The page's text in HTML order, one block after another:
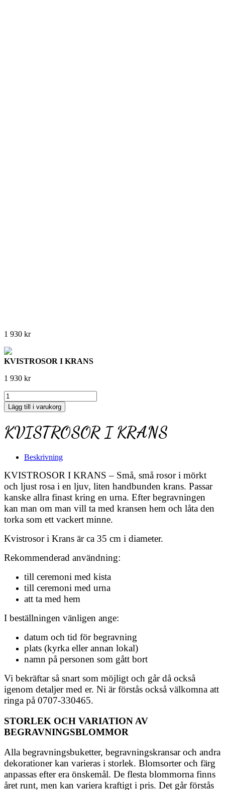
1 930 kr
KVISTROSOR I KRANS
1 930 kr
KVISTROSOR
I
KRANS
Lägg till i varukorg
KVISTROSOR I KRANS
Beskrivning
KVISTROSOR I KRANS – Små, små rosor i mörkt
och ljust rosa i en ljuv, liten handbunden krans. Passar
kanske allra finast kring en urna. Efter begravningen
kan man om man vill ta med kransen hem och låta den
torka som ett vackert minne.
Kvistrosor i Krans är ca 35 cm i diameter.
Rekommenderad användning:
till ceremoni med kista
till ceremoni med urna
att ta med hem
I beställningen vänligen ange:
datum och tid för begravning
plats (kyrka eller annan lokal)
namn på personen som gått bort
Vi bekräftar så snart som möjligt och går då också
igenom detaljer med er. Ni är förstås också välkomna att
ringa på 0707-330465.
STORLEK OCH VARIATION AV
BEGRAVNINGSBLOMMOR
Alla begravningsbuketter, begravningskransar och andra
dekorationer kan varieras i storlek. Blomsorter och färg
anpassas efter era önskemål. De flesta blommorna finns
året runt, men kan variera kraftigt i pris. Det går förstås